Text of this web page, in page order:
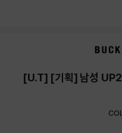
[U.T] [기획] 남성